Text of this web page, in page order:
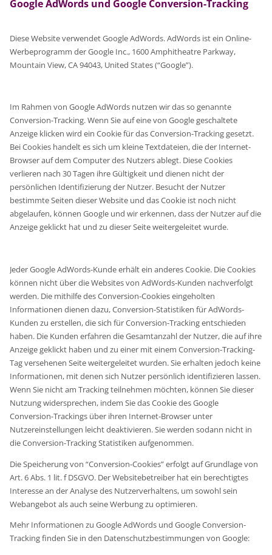
Google AdWords und Google Conversion-Tracking
Diese Website verwendet Google AdWords. AdWords ist ein Online-
Werbeprogramm der Google Inc., 1600 Amphitheatre Parkway,
Mountain View, CA 94043, United States (“Google”).
Im Rahmen von Google AdWords nutzen wir das so genannte
Conversion-Tracking. Wenn Sie auf eine von Google geschaltete
Anzeige klicken wird ein Cookie für das Conversion-Tracking gesetzt.
Bei Cookies handelt es sich um kleine Textdateien, die der Internet-
Browser auf dem Computer des Nutzers ablegt. Diese Cookies
verlieren nach 30 Tagen ihre Gültigkeit und dienen nicht der
persönlichen Identifizierung der Nutzer. Besucht der Nutzer
bestimmte Seiten dieser Website und das Cookie ist noch nicht
abgelaufen, können Google und wir erkennen, dass der Nutzer auf die
Anzeige geklickt hat und zu dieser Seite weitergeleitet wurde.
Jeder Google AdWords-Kunde erhält ein anderes Cookie. Die Cookies
können nicht über die Websites von AdWords-Kunden nachverfolgt
werden. Die mithilfe des Conversion-Cookies eingeholten
Informationen dienen dazu, Conversion-Statistiken für AdWords-
Kunden zu erstellen, die sich für Conversion-Tracking entschieden
haben. Die Kunden erfahren die Gesamtanzahl der Nutzer, die auf ihre
Anzeige geklickt haben und zu einer mit einem Conversion-Tracking-
Tag versehenen Seite weitergeleitet wurden. Sie erhalten jedoch keine
Informationen, mit denen sich Nutzer persönlich identifizieren lassen.
Wenn Sie nicht am Tracking teilnehmen möchten, können Sie dieser
Nutzung widersprechen, indem Sie das Cookie des Google
Conversion-Trackings über ihren Internet-Browser unter
Nutzereinstellungen leicht deaktivieren. Sie werden sodann nicht in
die Conversion-Tracking Statistiken aufgenommen.
Die Speicherung von “Conversion-Cookies” erfolgt auf Grundlage von
Art. 6 Abs. 1 lit. f DSGVO. Der Websitebetreiber hat ein berechtigtes
Interesse an der Analyse des Nutzerverhaltens, um sowohl sein
Webangebot als auch seine Werbung zu optimieren.
Mehr Informationen zu Google AdWords und Google Conversion-
Tracking finden Sie in den Datenschutzbestimmungen von Google: